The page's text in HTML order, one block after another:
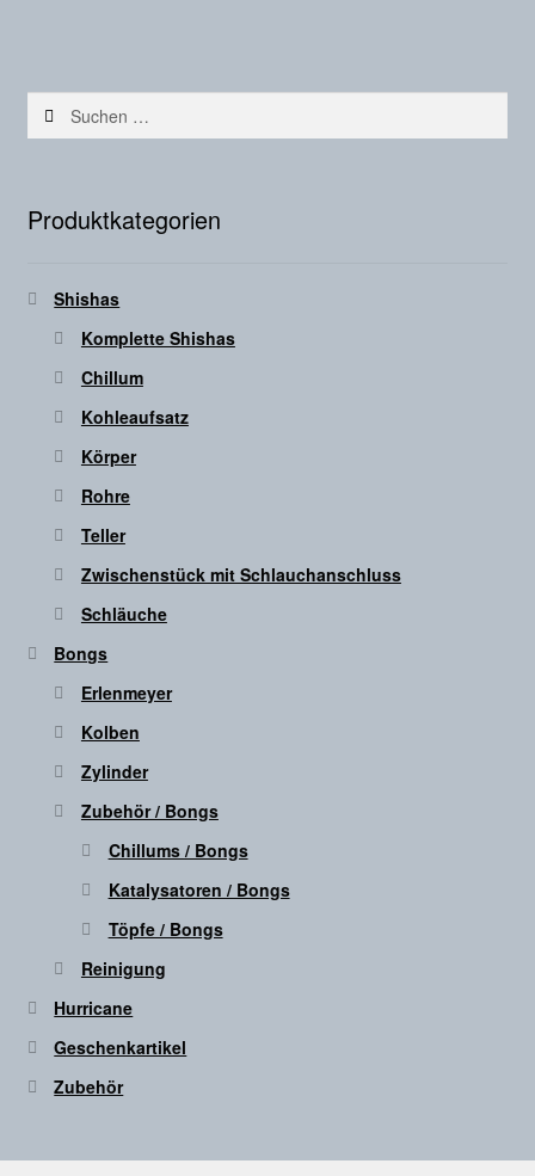
Suchen
Produktkategorien
Shishas
Komplette Shishas
Chillum
Kohleaufsatz
Körper
Rohre
Teller
Zwischenstück mit Schlauchanschluss
Schläuche
Bongs
Erlenmeyer
Kolben
Zylinder
Zubehör / Bongs
Chillums / Bongs
Katalysatoren / Bongs
Töpfe / Bongs
Reinigung
Hurricane
Geschenkartikel
Zubehör